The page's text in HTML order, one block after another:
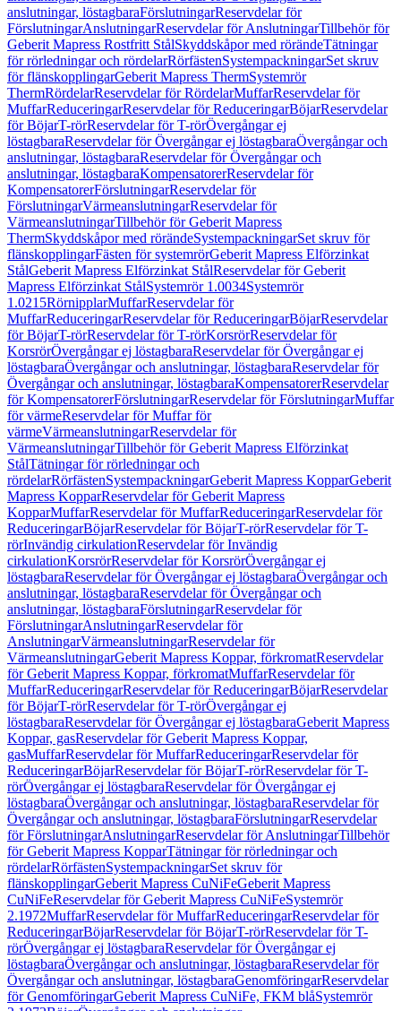
anslutningar, löstagbaraFörslutningarReservdelar för
FörslutningarAnslutningarReservdelar för AnslutningarTillbehör för
Geberit Mapress Rostfritt StålSkyddskåpor med rörändeTätningar
för rörledningar och rördelarRörfästenSystempackningarSet skruv
för flänskopplingarGeberit Mapress ThermSystemrör
ThermRördelarReservdelar för RördelarMuffarReservdelar för
MuffarReduceringarReservdelar för ReduceringarBöjarReservdelar
för BöjarT-rörReservdelar för T-rörÖvergångar ej
löstagbaraReservdelar för Övergångar ej löstagbaraÖvergångar och
anslutningar, löstagbaraReservdelar för Övergångar och
anslutningar, löstagbaraKompensatorerReservdelar för
KompensatorerFörslutningarReservdelar för
FörslutningarVärmeanslutningarReservdelar för
VärmeanslutningarTillbehör för Geberit Mapress
ThermSkyddskåpor med rörändeSystempackningarSet skruv för
flänskopplingarFästen för systemrörGeberit Mapress Elförzinkat
StålGeberit Mapress Elförzinkat StålReservdelar för Geberit
Mapress Elförzinkat StålSystemrör 1.0034Systemrör
1.0215RörnipplarMuffarReservdelar för
MuffarReduceringarReservdelar för ReduceringarBöjarReservdelar
för BöjarT-rörReservdelar för T-rörKorsrörReservdelar för
KorsrörÖvergångar ej löstagbaraReservdelar för Övergångar ej
löstagbaraÖvergångar och anslutningar, löstagbaraReservdelar för
Övergångar och anslutningar, löstagbaraKompensatorerReservdelar
för KompensatorerFörslutningarReservdelar för FörslutningarMuffar
för värmeReservdelar för Muffar för
värmeVärmeanslutningarReservdelar för
VärmeanslutningarTillbehör för Geberit Mapress Elförzinkat
StålTätningar för rörledningar och
rördelarRörfästenSystempackningarGeberit Mapress KopparGeberit
Mapress KopparReservdelar för Geberit Mapress
KopparMuffarReservdelar för MuffarReduceringarReservdelar för
ReduceringarBöjarReservdelar för BöjarT-rörReservdelar för T-
rörInvändig cirkulationReservdelar för Invändig
cirkulationKorsrörReservdelar för KorsrörÖvergångar ej
löstagbaraReservdelar för Övergångar ej löstagbaraÖvergångar och
anslutningar, löstagbaraReservdelar för Övergångar och
anslutningar, löstagbaraFörslutningarReservdelar för
FörslutningarAnslutningarReservdelar för
AnslutningarVärmeanslutningarReservdelar för
VärmeanslutningarGeberit Mapress Koppar, förkromatReservdelar
för Geberit Mapress Koppar, förkromatMuffarReservdelar för
MuffarReduceringarReservdelar för ReduceringarBöjarReservdelar
för BöjarT-rörReservdelar för T-rörÖvergångar ej
löstagbaraReservdelar för Övergångar ej löstagbaraGeberit Mapress
Koppar, gasReservdelar för Geberit Mapress Koppar,
gasMuffarReservdelar för MuffarReduceringarReservdelar för
ReduceringarBöjarReservdelar för BöjarT-rörReservdelar för T-
rörÖvergångar ej löstagbaraReservdelar för Övergångar ej
löstagbaraÖvergångar och anslutningar, löstagbaraReservdelar för
Övergångar och anslutningar, löstagbaraFörslutningarReservdelar
för FörslutningarAnslutningarReservdelar för AnslutningarTillbehör
för Geberit Mapress KopparTätningar för rörledningar och
rördelarRörfästenSystempackningarSet skruv för
flänskopplingarGeberit Mapress CuNiFeGeberit Mapress
CuNiFeReservdelar för Geberit Mapress CuNiFeSystemrör
2.1972MuffarReservdelar för MuffarReduceringarReservdelar för
ReduceringarBöjarReservdelar för BöjarT-rörReservdelar för T-
rörÖvergångar ej löstagbaraReservdelar för Övergångar ej
löstagbaraÖvergångar och anslutningar, löstagbaraReservdelar för
Övergångar och anslutningar, löstagbaraGenomföringarReservdelar
för GenomföringarGeberit Mapress CuNiFe, FKM blåSystemrör